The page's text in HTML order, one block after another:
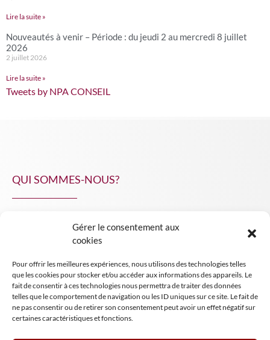
Gérer le consentement aux
cookies
Pour offrir les meilleures expériences, nous utilisons des technologies telles
que les cookies pour stocker et/ou accéder aux informations des appareils. Le
fait de consentir à ces technologies nous permettra de traiter des données
telles que le comportement de navigation ou les ID uniques sur ce site. Le fait de
ne pas consentir ou de retirer son consentement peut avoir un effet négatif sur
certaines caractéristiques et fonctions.
Lire la suite »
Nouveautés à venir – Période : du jeudi 2 au mercredi 8 juillet
2026
2 juillet 2026
Lire la suite »
Tweets by NPA CONSEIL
QUI SOMMES-NOUS?
INSIGHT NPA